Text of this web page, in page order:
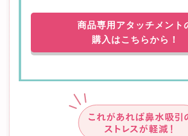
商品専用アタッチメント
購入はこちらから！